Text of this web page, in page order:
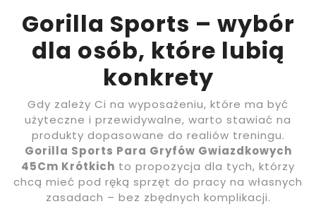
Gorilla Sports – wybór
dla osób, które lubią
konkrety
Gdy zależy Ci na wyposażeniu, które ma być
użyteczne i przewidywalne, warto stawiać na
produkty dopasowane do realiów treningu.
Gorilla Sports Para Gryfów Gwiazdkowych
45Cm Krótkich to propozycja dla tych, którzy
chcą mieć pod ręką sprzęt do pracy na własnych
zasadach – bez zbędnych komplikacji.